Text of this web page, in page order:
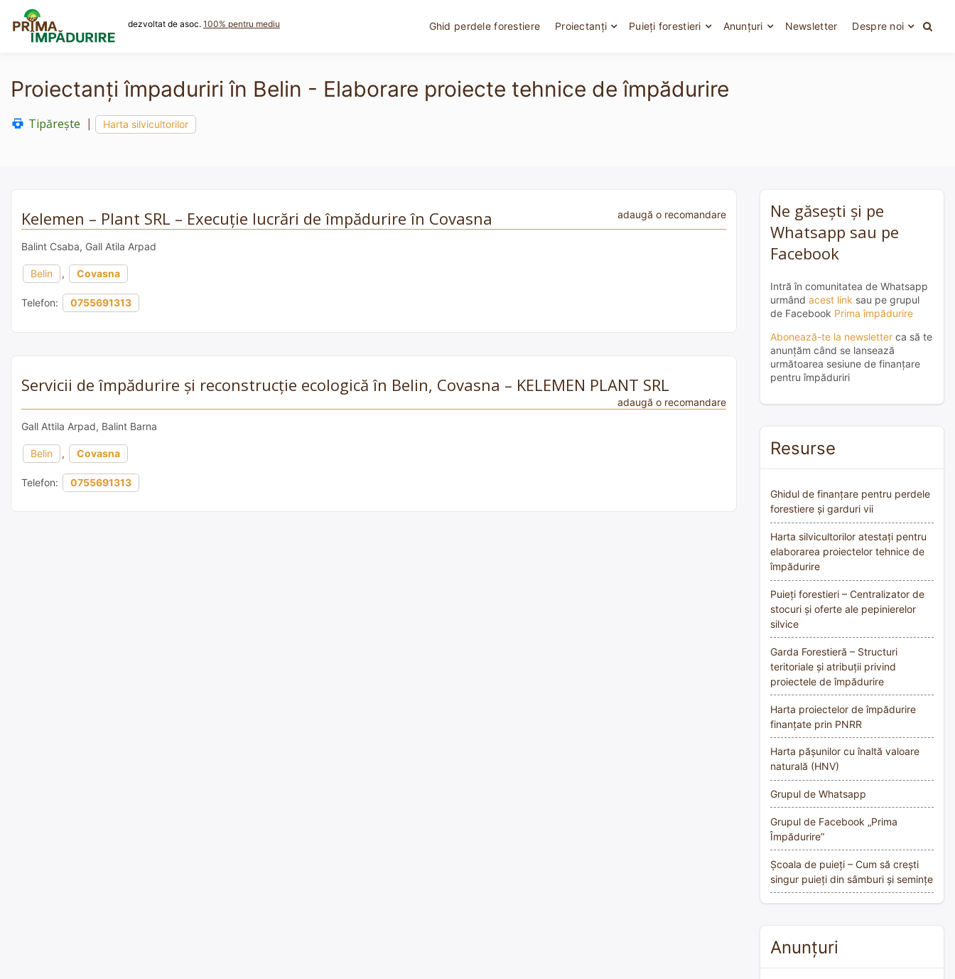
content
dezvoltat de asoc. 100% pentru mediu Ghid perdele forestiere Proiectanți Puieți forestieri Anunțuri Newsletter Despre noi
Proiectanți împaduriri în Belin - Elaborare proiecte tehnice de împădurire
Tipărește Harta silvicultorilor
Kelemen – Plant SRL – Execuție lucrări de împădurire în Covasna adaugă o recomandare
Balint Csaba, Gall Atila Arpad
Belin , Covasna
Telefon: 0755691313
Servicii de împădurire și reconstrucție ecologică în Belin, Covasna – KELEMEN PLANT SRL
adaugă o recomandare
Gall Attila Arpad, Balint Barna
Belin , Covasna
Telefon: 0755691313
Ne găsești și pe
Whatsapp sau pe
Facebook
Intră în comunitatea de Whatsapp
urmând acest link sau pe grupul
de Facebook Prima împădurire
Abonează-te la newsletter ca să te
anunțăm când se lansează
următoarea sesiune de finanțare
pentru împăduriri
Resurse
Ghidul de finanțare pentru perdele
forestiere și garduri vii
Harta silvicultorilor atestați pentru
elaborarea proiectelor tehnice de
împădurire
Puieți forestieri – Centralizator de
stocuri și oferte ale pepinierelor
silvice
Garda Forestieră – Structuri
teritoriale și atribuții privind
proiectele de împădurire
Harta proiectelor de împădurire
finanțate prin PNRR
Harta pășunilor cu înaltă valoare
naturală (HNV)
Grupul de Whatsapp
Grupul de Facebook „Prima
Împădurire”
Școala de puieți – Cum să crești
singur puieți din sâmburi și semințe
Anunțuri